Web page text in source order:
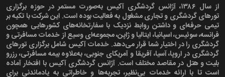
از سال ۱۳۸۶، آژانس گردشگری آکیس به‌صورت مستمر در حوزه برگزاری
تورهای گردشگری و تجاری مشغول به فعالیت بوده است. این شرکت با تکیه بر
تیمی حرفه‌ای و داشتن روابط نزدیک با سفارتخانه‌های کشورهایی همچون
فرانسه، سوئیس، اسپانیا، ایتالیا و ژاپن، مجموعه‌ای وسیع از خدمات مسافرتی و
گردشگری را در اختیار شما قرار می‌دهد. خدمات آکیس شامل برگزاری تورهای
گردشگری در اروپا، آسیا، آفریقا و آمریکای جنوبی، به‌علاوه بیمه مسافرتی، رزرو
بلیت و هتل در مقاصد مختلف است. آژانس گردشگری آکیس با افتخار آماده
است تا با ارائه خدمات بی‌نظیر، تجربه‌ها و خاطراتی به یادماندنی برای